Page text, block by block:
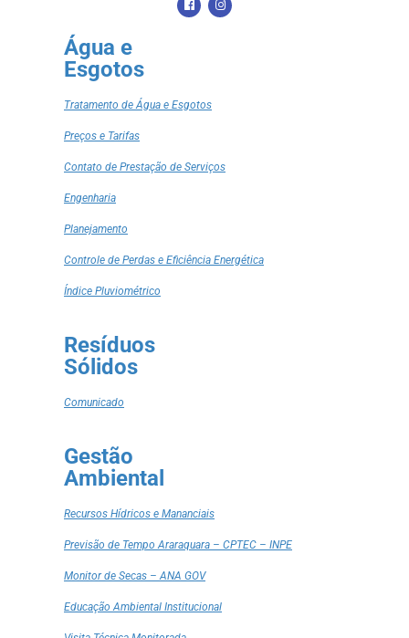
Água e
Esgotos
Tratamento de Água e Esgotos
Preços e Tarifas
Contato de Prestação de Serviços
Engenharia
Planejamento
Controle de Perdas e Eficiência Energética
Índice Pluviométrico
Resíduos
Sólidos
Comunicado
Gestão
Ambiental
Recursos Hídricos e Mananciais
Previsão de Tempo Araraquara – CPTEC – INPE
Monitor de Secas – ANA GOV
Educação Ambiental Institucional